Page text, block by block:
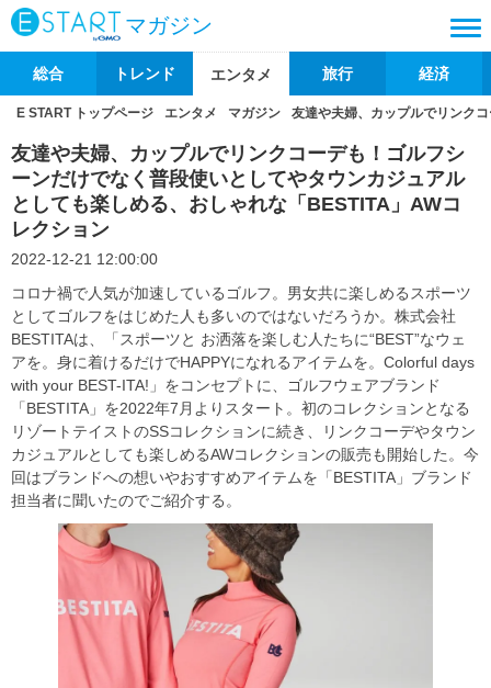
マガジン
総合 トレンド エンタメ 旅行 経済
E START トップページ エンタメ マガジン 友達や夫婦、カップルでリンク
友達や夫婦、カップルでリンクコーデも！ゴルフシ
ーンだけでなく普段使いとしてやタウンカジュアル
としても楽しめる、おしゃれな「BESTITA」AWコ
レクション
2022-12-21 12:00:00
コロナ禍で人気が加速しているゴルフ。男女共に楽しめるスポーツ
としてゴルフをはじめた人も多いのではないだろうか。株式会社
BESTITAは、「スポーツと お洒落を楽しむ人たちに“BEST”なウェ
アを。身に着けるだけでHAPPYになれるアイテムを。Colorful days
with your BEST-ITA!」をコンセプトに、ゴルフウェアブランド
「BESTITA」を2022年7月よりスタート。初のコレクションとなる
リゾートテイストのSSコレクションに続き、リンクコーデやタウン
カジュアルとしても楽しめるAWコレクションの販売も開始した。今
回はブランドへの想いやおすすめアイテムを「BESTITA」ブランド
担当者に聞いたのでご紹介する。